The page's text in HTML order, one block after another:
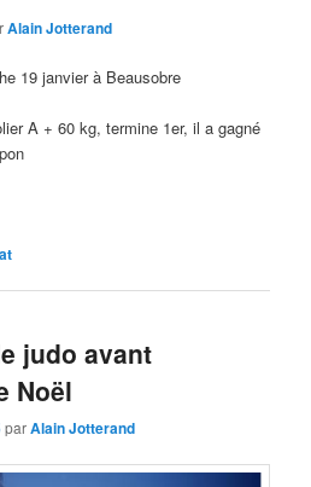
Alain Jotterand
19 janvier à Beausobre
A + 60 kg, termine 1er, il a gagné
judo avant
Noël
parAlain Jotterand